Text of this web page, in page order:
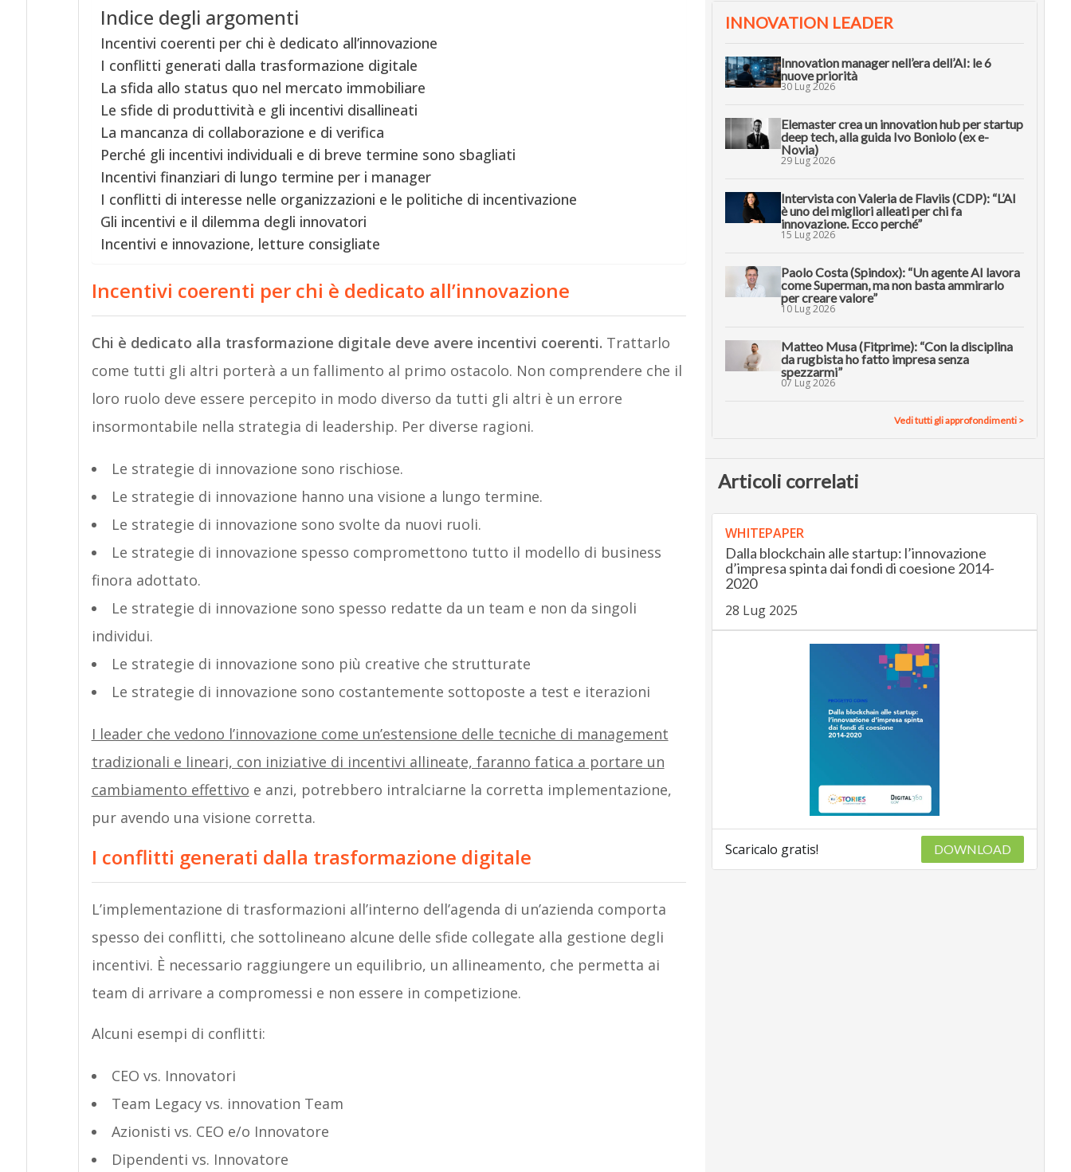
Indice degli argomenti
Incentivi coerenti per chi è dedicato all’innovazione
I conflitti generati dalla trasformazione digitale
La sfida allo status quo nel mercato immobiliare
Le sfide di produttività e gli incentivi disallineati
La mancanza di collaborazione e di verifica
Perché gli incentivi individuali e di breve termine sono sbagliati
Incentivi finanziari di lungo termine per i manager
I conflitti di interesse nelle organizzazioni e le politiche di incentivazione
Gli incentivi e il dilemma degli innovatori
Incentivi e innovazione, letture consigliate
Incentivi coerenti per chi è dedicato all’innovazione
Chi è dedicato alla trasformazione digitale deve avere incentivi coerenti. Trattarlo
come tutti gli altri porterà a un fallimento al primo ostacolo. Non comprendere che il
loro ruolo deve essere percepito in modo diverso da tutti gli altri è un errore
insormontabile nella strategia di leadership. Per diverse ragioni.
Le strategie di innovazione sono rischiose.
Le strategie di innovazione hanno una visione a lungo termine.
Le strategie di innovazione sono svolte da nuovi ruoli.
Le strategie di innovazione spesso compromettono tutto il modello di business
finora adottato.
Le strategie di innovazione sono spesso redatte da un team e non da singoli
individui.
Le strategie di innovazione sono più creative che strutturate
Le strategie di innovazione sono costantemente sottoposte a test e iterazioni
I leader che vedono l’innovazione come un’estensione delle tecniche di management
tradizionali e lineari, con iniziative di incentivi allineate, faranno fatica a portare un
cambiamento effettivo e anzi, potrebbero intralciarne la corretta implementazione,
pur avendo una visione corretta.
I conflitti generati dalla trasformazione digitale
L’implementazione di trasformazioni all’interno dell’agenda di un’azienda comporta
spesso dei conflitti, che sottolineano alcune delle sfide collegate alla gestione degli
incentivi. È necessario raggiungere un equilibrio, un allineamento, che permetta ai
team di arrivare a compromessi e non essere in competizione.
Alcuni esempi di conflitti:
CEO vs. Innovatori
Team Legacy vs. innovation Team
Azionisti vs. CEO e/o Innovatore
Dipendenti vs. Innovatore
INNOVATION LEADER
Innovation manager nell’era dell’AI: le 6
nuove priorità
30 Lug 2026
Elemaster crea un innovation hub per startup
deep tech, alla guida Ivo Boniolo (ex e-
Novia)
29 Lug 2026
Intervista con Valeria de Flaviis (CDP): “L’AI
è uno dei migliori alleati per chi fa
innovazione. Ecco perché”
15 Lug 2026
Paolo Costa (Spindox): “Un agente AI lavora
come Superman, ma non basta ammirarlo
per creare valore”
10 Lug 2026
Matteo Musa (Fitprime): “Con la disciplina
da rugbista ho fatto impresa senza
spezzarmi”
07 Lug 2026
Vedi tutti gli approfondimenti >
Articoli correlati
WHITEPAPER
Dalla blockchain alle startup: l’innovazione
d’impresa spinta dai fondi di coesione 2014-
2020
28 Lug 2025
Scaricalo gratis! DOWNLOAD